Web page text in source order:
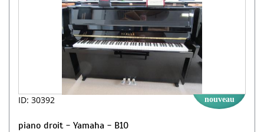
ID: 30392 nouveau
piano droit - Yamaha - B10